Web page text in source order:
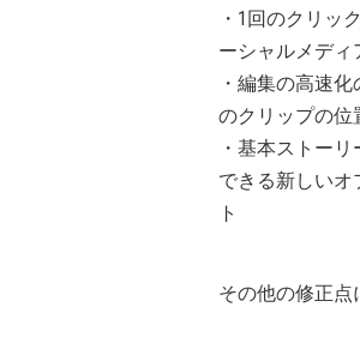
・1回のクリッ
ーシャルメデ
・編集の高速
のクリップの位
・基本ストー
できる新しいオ
ト
その他の修正点